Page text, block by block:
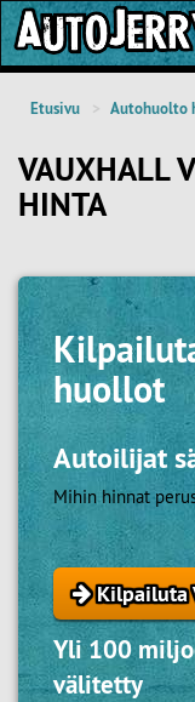
Etusivu Autohuolto
VAUXHALL
HINTA
huollot
Autoilijat
Mihin hinnat
Kilpailuta
Yli 100
välitetty